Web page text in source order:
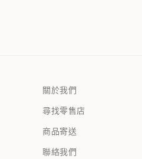
關於我們
尋找零售店
商品寄送
聯絡我們